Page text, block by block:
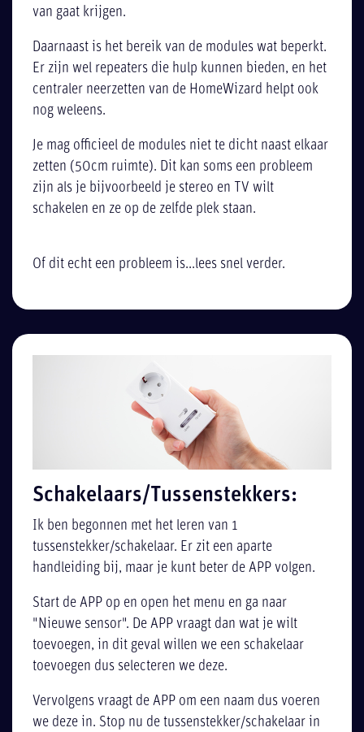
van gaat krijgen.
Daarnaast is het bereik van de modules wat beperkt.
Er zijn wel repeaters die hulp kunnen bieden, en het
centraler neerzetten van de HomeWizard helpt ook
nog weleens.
Je mag officieel de modules niet te dicht naast elkaar
zetten (50cm ruimte). Dit kan soms een probleem
zijn als je bijvoorbeeld je stereo en TV wilt
schakelen en ze op de zelfde plek staan.
Of dit echt een probleem is...lees snel verder.
Schakelaars/Tussenstekkers:
Ik ben begonnen met het leren van 1
tussenstekker/schakelaar. Er zit een aparte
handleiding bij, maar je kunt beter de APP volgen.
Start de APP op en open het menu en ga naar
"Nieuwe sensor". De APP vraagt dan wat je wilt
toevoegen, in dit geval willen we een schakelaar
toevoegen dus selecteren we deze.
Vervolgens vraagt de APP om een naam dus voeren
we deze in. Stop nu de tussenstekker/schakelaar in